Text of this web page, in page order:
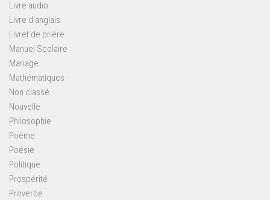
Livre audio
Livre d'anglais
Livret de prière
Manuel Scolaire
Mariage
Mathématiques
Non classé
Nouvelle
Philosophie
Poème
Poésie
Politique
Prospérité
Proverbe